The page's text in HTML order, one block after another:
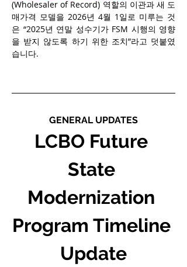
(Wholesaler of Record) 역할의 이관과 새 도
매가격 모델을 2026년 4월 1일로 미루는 것
은 “2025년 연말 성수기가 FSM 시행의 영향
을 받지 않도록 하기 위한 조치”라고 덧붙였
습니다.
GENERAL UPDATES
LCBO Future
State
Modernization
Program Timeline
Update